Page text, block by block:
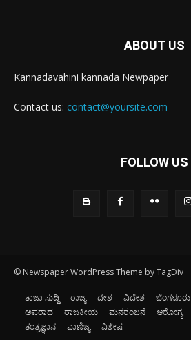
ABOUT US
Kannadavahini kannada Newpaper
Contact us: contact@yoursite.com
FOLLOW US
© Newspaper WordPress Theme by TagDiv
ತಾಜಾ ಸುದ್ದಿ ರಾಜ್ಯ ದೇಶ ವಿದೇಶ ಬೆಂಗಳೂರು
ಅಪರಾಧ
ರಾಜಕೀಯ ಮನರಂಜನೆ ಆರೋಗ್ಯ
ತಂತ್ರಜ್ಞಾನ
ವಾಣಿಜ್ಯ ವಿಶೇಷ